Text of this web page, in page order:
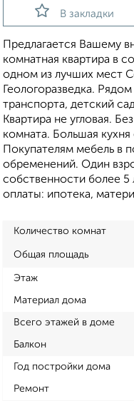
В закладки
Предлагается Вашему
комнатная квартира в
одном из лучших мест
Геологоразведка.
транспорта, детский
Квартира не угловая.
комната. Большая
Покупателям мебель в
обременений. Один
собственности более
оплаты: ипотека,
Количество комнат
Общая площадь
Этаж
Материал дома
Всего этажей в доме
Балкон
Год постройки дома
Ремонт